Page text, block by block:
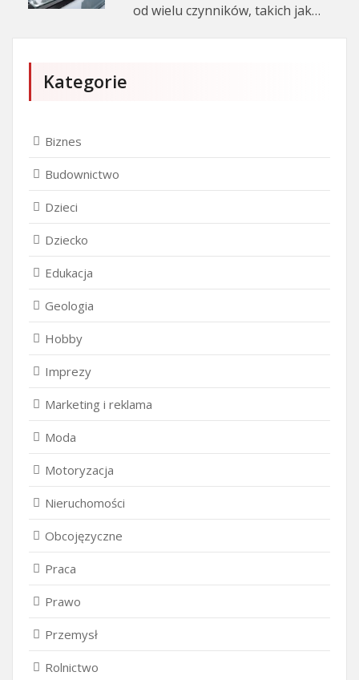
od wielu czynników, takich jak…
Kategorie
Biznes
Budownictwo
Dzieci
Dziecko
Edukacja
Geologia
Hobby
Imprezy
Marketing i reklama
Moda
Motoryzacja
Nieruchomości
Obcojęzyczne
Praca
Prawo
Przemysł
Rolnictwo